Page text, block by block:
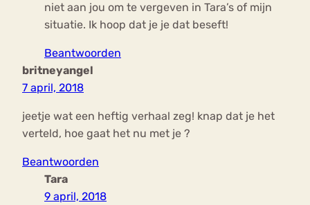
niet aan jou om te vergeven in Tara’s of mijn
situatie. Ik hoop dat je je dat beseft!
Beantwoorden
britneyangel
7 april, 2018
jeetje wat een heftig verhaal zeg! knap dat je het
verteld, hoe gaat het nu met je ?
Beantwoorden
Tara
9 april, 2018